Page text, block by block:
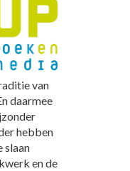
van
daarmee
hebben
slaan
en de